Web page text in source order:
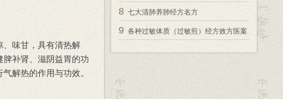
、味甘，具有清热解
补肾、滋阴益胃的功
解热的作用与功效。
8 七大清肺养肺经方名方
9 各种过敏体质（过敏煎）经方效方医案